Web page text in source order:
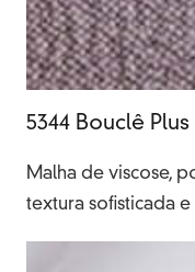
5344 Bouclê
Malha de viscose,
textura sofisticada